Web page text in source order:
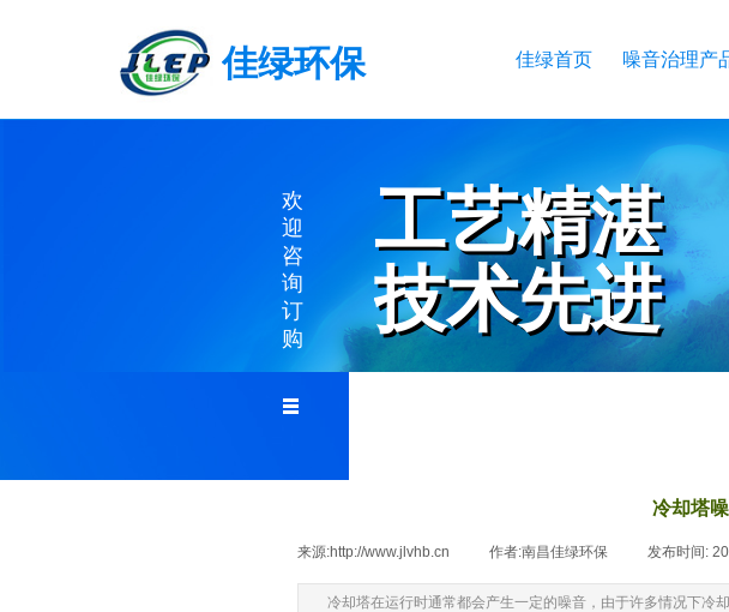
佳绿环保 佳绿首页 噪音治理产
工艺精湛
技术先进
欢
迎
咨
询
订
购
工艺精湛
技术先进
冷却塔
来源:http://www.jlvhb.cn 作者:南昌佳绿环保 发布时间:
冷却塔在运行时通常都会产生一定的噪音，由于许多情况下冷